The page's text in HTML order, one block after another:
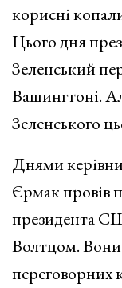
корисні
Цього дня
Зеленський
Вашингтоні.
Зеленського
Днями
Єрмак провів
президента
Волтцом. Вони
переговорних